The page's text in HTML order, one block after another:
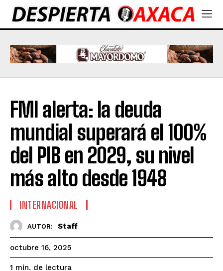
FMI alerta: la deuda
mundial superará el 100%
del PIB en 2029, su nivel
más alto desde 1948
INTERNACIONAL
AUTOR: Staff
octubre 16, 2025
1 min. de lectura